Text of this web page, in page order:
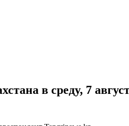
в среду, 7